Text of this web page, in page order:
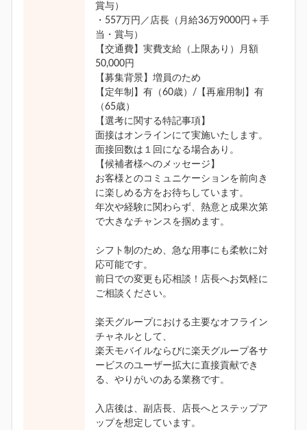
賞与）
・557万円／店長（月給36万9000円＋手
当・賞与）
【交通費】実費支給（上限あり）月額
50,000円
【募集背景】増員のため
【定年制】有（60歳）/【再雇用制】有
（65歳）
【選考に関する特記事項】
面接はオンラインにて実施いたします。
面接回数は１回になる場合あり。
【候補者様へのメッセージ】
お客様とのコミュニケーションを前向き
に楽しめる方をお待ちしています。
年次や経験に関わらず、熱意と成果次第
で大きなチャンスを掴めます。
シフト制のため、急な用事にも柔軟に対
応可能です。
前日での変更も応相談！店長へお気軽に
ご相談ください。
楽天グループにおける主要なオフライン
チャネルとして、
楽天モバイルならびに楽天グループ各サ
ービスのユーザー拡大に直接貢献でき
る、やりがいのある業務です。
入店後は、副店長、店長へとステップア
ップを想定しています。